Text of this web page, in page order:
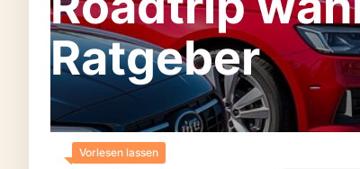
Ratgeber